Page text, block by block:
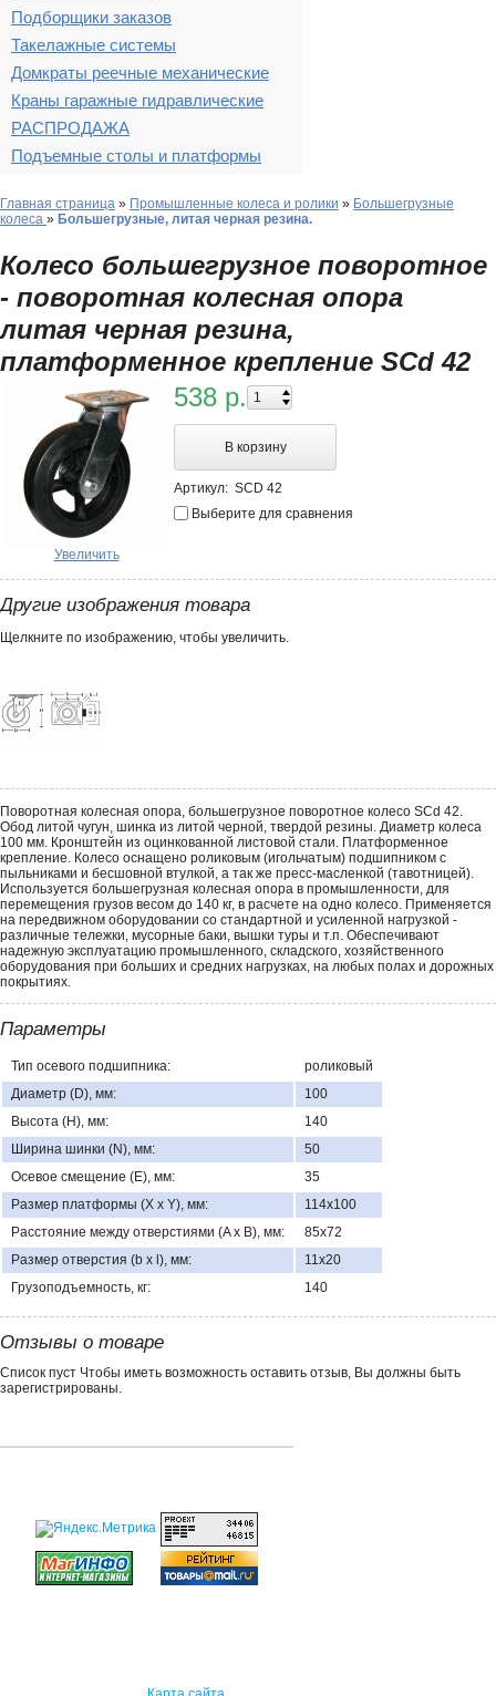
Подборщики заказов
Такелажные системы
Домкраты реечные механические
Краны гаражные гидравлические
РАСПРОДАЖА
Подъемные столы и платформы
Главная страница » Промышленные колеса и ролики » Большегрузные
колеса » Большегрузные, литая черная резина.
Колесо большегрузное поворотное
- поворотная колесная опора
литая черная резина,
платформенное крепление SCd 42
Увеличить
538 р.
В корзину
Артикул: SCD 42
Выберите для сравнения
Другие изображения товара
Щелкните по изображению, чтобы увеличить.
Поворотная колесная опора, большегрузное поворотное колесо SCd 42.
Обод литой чугун, шинка из литой черной, твердой резины. Диаметр колеса
100 мм. Кронштейн из оцинкованной листовой стали. Платформенное
крепление. Колесо оснащено роликовым (игольчатым) подшипником с
пыльниками и бесшовной втулкой, а так же пресс-масленкой (тавотницей).
Используется большегрузная колесная опора в промышленности, для
перемещения грузов весом до 140 кг, в расчете на одно колесо. Применяется
на передвижном оборудовании со стандартной и усиленной нагрузкой -
различные тележки, мусорные баки, вышки туры и т.п. Обеспечивают
надежную эксплуатацию промышленного, складского, хозяйственного
оборудования при больших и средних нагрузках, на любых полах и дорожных
покрытиях.
Параметры
Тип осевого подшипника:
роликовый
Диаметр (D), мм:
100
Высота (H), мм:
140
Ширина шинки (N), мм:
50
Осевое смещение (E), мм:
35
Размер платформы (X x Y), мм:
114х100
Расстояние между отверстиями (A x B), мм:
85х72
Размер отверстия (b x l), мм:
11х20
Грузоподъемность, кг:
140
Отзывы о товаре
Список пуст Чтобы иметь возможность оставить отзыв, Вы должны быть
зарегистрированы.